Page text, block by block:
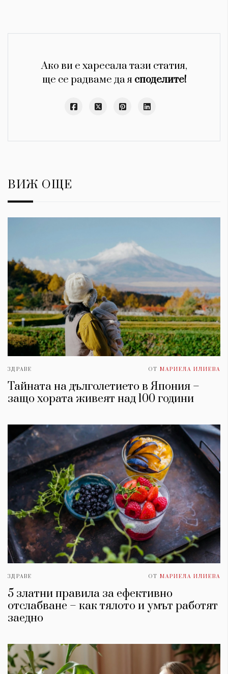
Ако ви е харесала тази статия,
ще се радваме да я споделите!
ВИЖ ОЩЕ
ЗДРАВЕ ОТ МАРИЕЛА ИЛИЕВА
Тайната на дълголетието в Япония –
защо хората живеят над 100 години
ЗДРАВЕ ОТ МАРИЕЛА ИЛИЕВА
5 златни правила за ефективно
отслабване – как тялото и умът работят
заедно